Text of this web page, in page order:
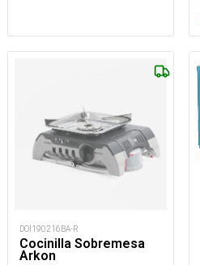
DOI190216BA-R
Cocinilla Sobremesa
Arkon